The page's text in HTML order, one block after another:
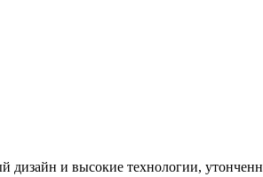
дизайн и высокие технологии,